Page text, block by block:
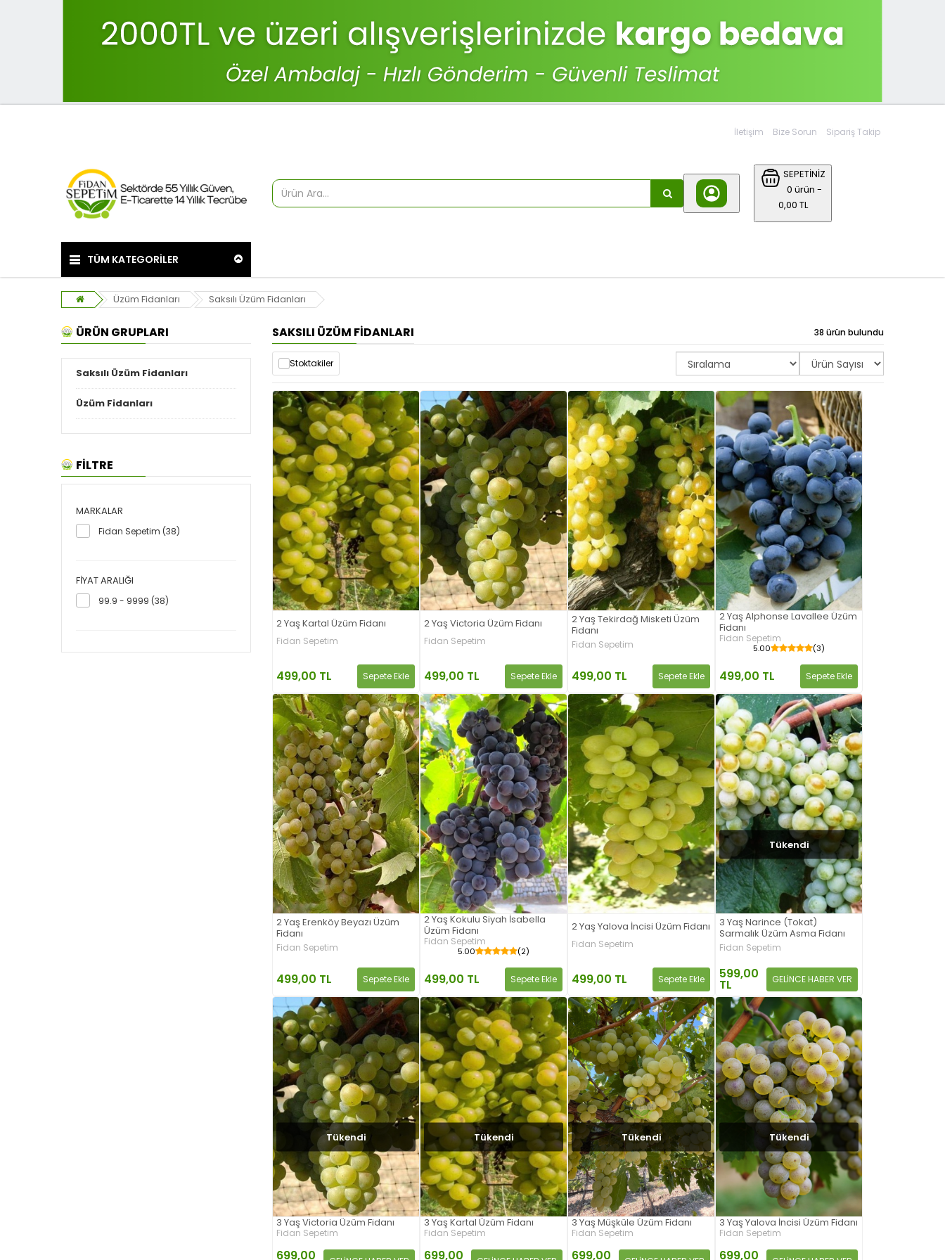
İletişim Bize Sorun Sipariş Takip
SEPETİNİZ
0 ürün -
0,00 TL
TÜM KATEGORİLER
Üzüm Fidanları Saksılı Üzüm Fidanları
ÜRÜN GRUPLARI
Saksılı Üzüm Fidanları
Üzüm Fidanları
FİLTRE
MARKALAR
Fidan Sepetim (38)
FIYAT ARALIĞI
99.9 - 9999 (38)
SAKSILI ÜZÜM FIDANLARI 38 ürün bulundu
Stoktakiler
2 Yaş Kartal Üzüm Fidanı
Fidan Sepetim
499,00 TL Sepete Ekle
2 Yaş Victoria Üzüm Fidanı
Fidan Sepetim
499,00 TL Sepete Ekle
2 Yaş Tekirdağ Misketi Üzüm
Fidanı
Fidan Sepetim
499,00 TL Sepete Ekle
2 Yaş Alphonse Lavallee Üzüm
Fidanı
Fidan Sepetim
5.00 (3)
499,00 TL Sepete Ekle
2 Yaş Erenköy Beyazı Üzüm
Fidanı
Fidan Sepetim
499,00 TL Sepete Ekle
2 Yaş Kokulu Siyah İsabella
Üzüm Fidanı
Fidan Sepetim
5.00 (2)
499,00 TL Sepete Ekle
2 Yaş Yalova İncisi Üzüm Fidanı
Fidan Sepetim
499,00 TL Sepete Ekle
Tükendi
3 Yaş Narince (Tokat)
Sarmalık Üzüm Asma Fidanı
Fidan Sepetim
599,00
TL GELİNCE HABER VER
Tükendi
3 Yaş Victoria Üzüm Fidanı
Fidan Sepetim
699,00
Tükendi
3 Yaş Kartal Üzüm Fidanı
Fidan Sepetim
699,00
Tükendi
3 Yaş Müşküle Üzüm Fidanı
Fidan Sepetim
699,00
Tükendi
3 Yaş Yalova İncisi Üzüm Fidanı
Fidan Sepetim
699,00